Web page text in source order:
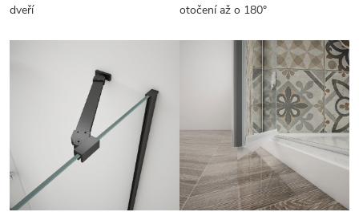
dveří otočení až o 180°